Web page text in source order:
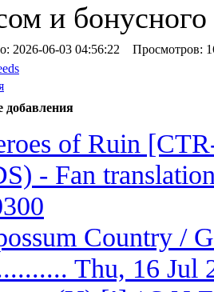
и
2026-06-03 04:56:22 Просмотров:
добавления
of Ruin
- Fan
Country /
Thu, 16 Jul